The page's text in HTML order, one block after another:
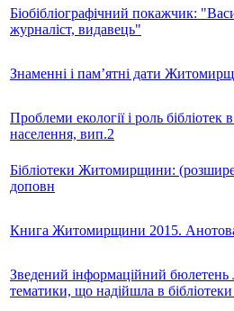
Біобібліографічний покажчик:
журналіст, видавець"
Знаменні і пам’ятні дати
Проблеми екології і роль бібліотек
населення, вип.2
Бібліотеки Житомирщини:
доповн
Книга Житомирщини 2015.
Зведений інформаційний бюлетень
тематики, що надійшла в